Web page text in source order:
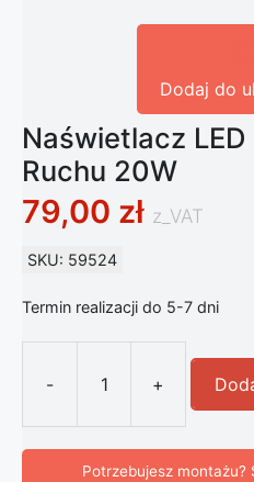
Dodaj do
Naświetlacz
Ruchu 20W
79,00 zł z_VAT
SKU: 59524
Termin realizacji do 5-7 dni
-
ilość
+
Potrzebujesz montażu?